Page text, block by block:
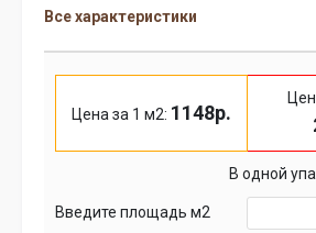
Все характеристики
Цена за 1 м2: 1148р.
В одной
Введите площадь м2